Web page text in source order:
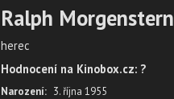
Ralph Morgenstern
herec
Hodnocení na Kinobox.cz: ?
Narození: 3. října 1955